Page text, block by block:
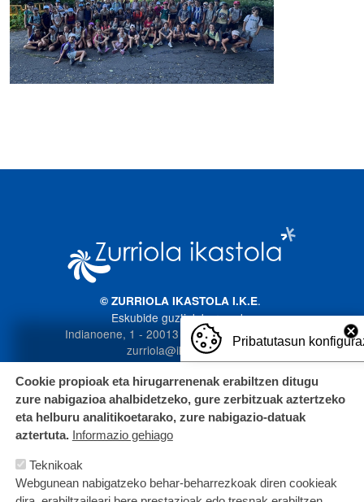
© ZURRIOLA IKASTOLA I.K.E.
Eskubide guztiak bere esku
Indianoene, 1 - 20013 Donostia. 943 272 587
zurriola@ikastola.eus
Pribatutasun
Cookie propioak eta hirugarrenenak erabiltzen ditugu
zure nabigazioa ahalbidetzeko, gure zerbitzuak aztertzeko
eta helburu analitikoetarako, zure nabigazio-datuak
aztertuta. Informazio gehiago
Teknikoak
Webgunean nabigatzeko behar-beharrezkoak diren cookieak